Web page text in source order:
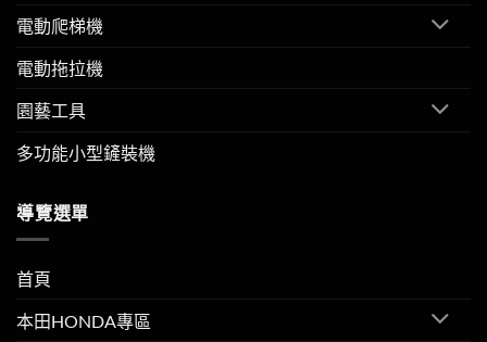
電動爬梯機
電動拖拉機
園藝工具
多功能小型鏟裝機
導覽選單
首頁
本田HONDA專區